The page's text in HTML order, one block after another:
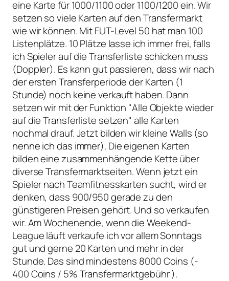
eine Karte für 1000/1100 oder 1100/1200 ein. Wir
setzen so viele Karten auf den Transfermarkt
wie wir können. Mit FUT-Level 50 hat man 100
Listenplätze. 10 Plätze lasse ich immer frei, falls
ich Spieler auf die Transferliste schicken muss
(Doppler). Es kann gut passieren, dass wir nach
der ersten Transferperiode der Karten (1
Stunde) noch keine verkauft haben. Dann
setzen wir mit der Funktion "Alle Objekte wieder
auf die Transferliste setzen" alle Karten
nochmal drauf. Jetzt bilden wir kleine Walls (so
nenne ich das immer). Die eigenen Karten
bilden eine zusammenhängende Kette über
diverse Transfermarktseiten. Wenn jetzt ein
Spieler nach Teamfitnesskarten sucht, wird er
denken, dass 900/950 gerade zu den
günstigeren Preisen gehört. Und so verkaufen
wir. Am Wochenende, wenn die Weekend-
League läuft verkaufe ich vor allem Sonntags
gut und gerne 20 Karten und mehr in der
Stunde. Das sind mindestens 8000 Coins (-
400 Coins / 5% Transfermarktgebühr ).